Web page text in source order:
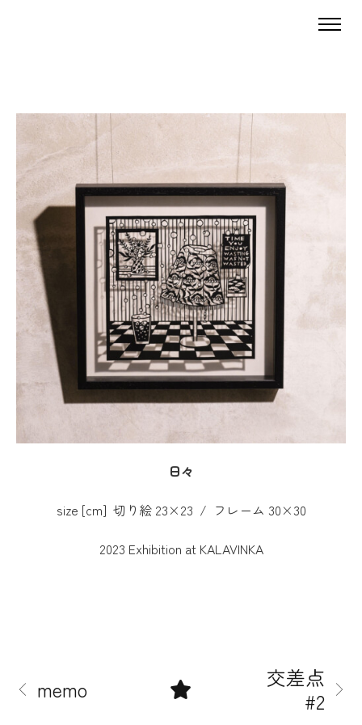
日々
size [cm] 切り絵 23×23 / フレーム 30×30
2023 Exhibition at KALAVINKA
memo
交差点
#2